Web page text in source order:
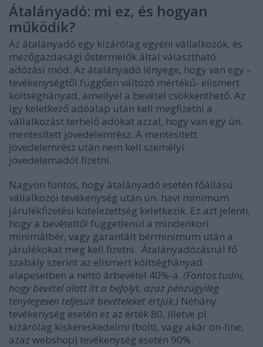
Átalányadó: mi ez, és hogyan
működik?
Az átalányadó egy kizárólag egyéni vállalkozók, és
mezőgazdasági őstermelők által választható
adózási mód. Az átalányadó lényege, hogy van egy –
tevékenységtől függően változó mértékű- elismert
költséghányad, amellyel a bevétel csökkenthető. Az
így keletkező adóalap után kell megfizetni a
vállalkozást terhelő adókat azzal, hogy van egy ún.
mentesített jövedelemrész. A mentesített
jövedelemrész után nem kell személyi
jövedelemadót fizetni.
Nagyon fontos, hogy átalányadó esetén főállású
vállalkozói tevékenység után ún. havi minimum
járulékfizetési kötelezettség keletkezik. Ez azt jelenti,
hogy a bevételtől függetlenül a mindenkori
minimálbér, vagy garantált bérminimum után a
járulékokat meg kell fizetni. Átalányadózásnál fő
szabály szerint az elismert költséghányad
alapesetben a nettó árbevétel 40%-a. (Fontos tudni,
hogy bevétel alatt itt a befolyt, azaz pénzügyileg
ténylegesen teljesült bevételeket értjük.) Néhány
tevékenység esetén ez az érték 80, illetve pl.
kizárólag kiskereskedelmi (bolti, vagy akár on-line,
azaz webshop) tevékenység esetén 90%.